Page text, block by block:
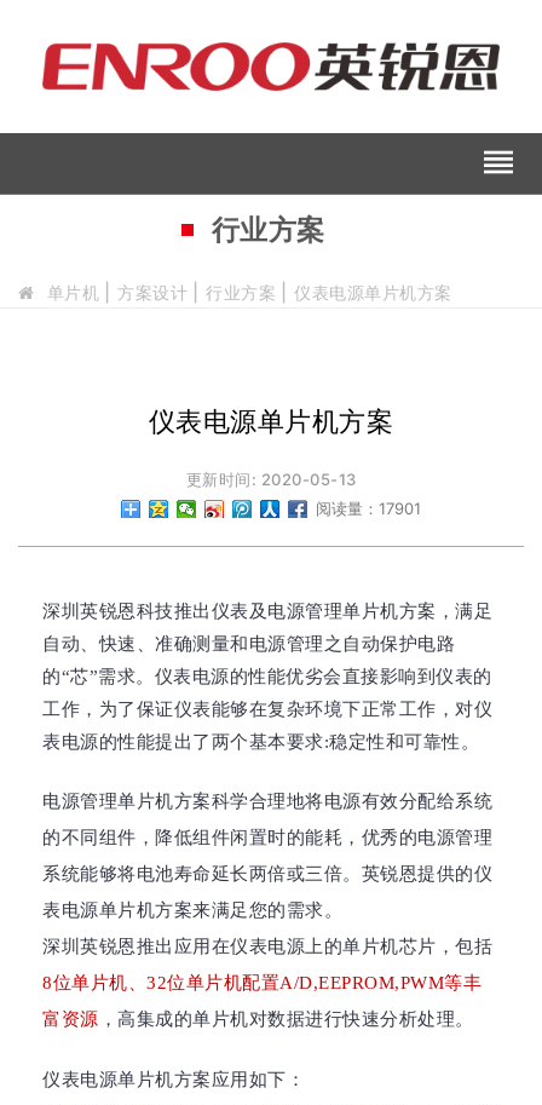
reorder
行业方案
单片机 方案设计 行业方案 仪表电源单片机方案
仪表电源单片机方案
更新时间: 2020-05-13
阅读量：17901
深圳英锐恩科技推出仪表及电源管理单片机方案，满足
自动、快速、准确测量和电源管理之自动保护电路
的“芯”需求。仪表电源的性能优劣会直接影响到仪表的
工作，为了保证仪表能够在复杂环境下正常工作，对仪
表电源的性能提出了两个基本要求:稳定性和可靠性。
电源管理单片机方案科学合理地将电源有效分配给系统
的不同组件，降低组件闲置时的能耗，优秀的电源管理
系统能够将电池寿命延长两倍或三倍。英锐恩提供的仪
表电源单片机方案来满足您的需求。
深圳英锐恩推出应用在仪表电源上的单片机芯片，包括
8位单片机、32位单片机配置A/D,EEPROM,PWM等丰
富资源 ，高集成的单片机对数据进行快速分析处理。
仪表电源单片机方案应用如下：